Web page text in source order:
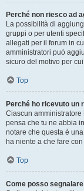
Perché non riesco ad
La possibilità di
gruppi o per utenti
allegati per il forum in
amministratori può
sicuro del motivo per
Top
Perché ho ricevuto un
Ciascun
pensa che tu ne abbia
notare che questa è
ha niente a che fare
Top
Come posso